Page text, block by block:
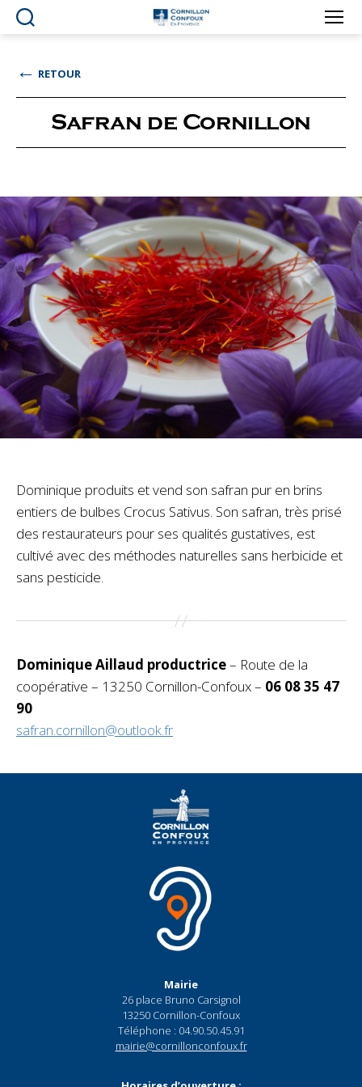
Ville
en
Provence
← RETOUR
Safran de Cornillon
Dominique produits et vend son safran pur en brins
entiers de bulbes Crocus Sativus. Son safran, très prisé
des restaurateurs pour ses qualités gustatives, est
cultivé avec des méthodes naturelles sans herbicide et
sans pesticide.
Dominique Aillaud productrice– Route de la
coopérative – 13250 Cornillon-Confoux – 06 08 35 47
90
safran.cornillon@outlook.fr
Mairie
26 place Bruno Carsignol
13250 Cornillon-Confoux
Téléphone : 04.90.50.45.91
mairie@cornillonconfoux.fr